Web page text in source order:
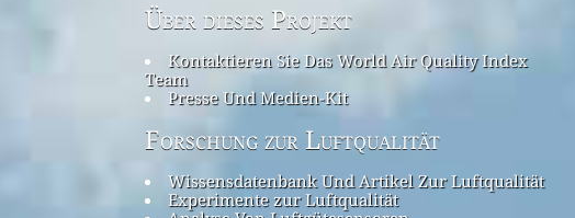
Über dieses Projekt
Kontaktieren Sie Das World Air Quality Index
Team
Presse Und Medien-Kit
Forschung zur Luftqualität
Wissensdatenbank Und Artikel Zur Luftqualität
Experimente zur Luftqualität